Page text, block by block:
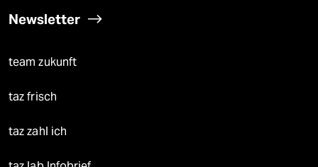
Newsletter
team zukunft
taz frisch
taz zahl ich